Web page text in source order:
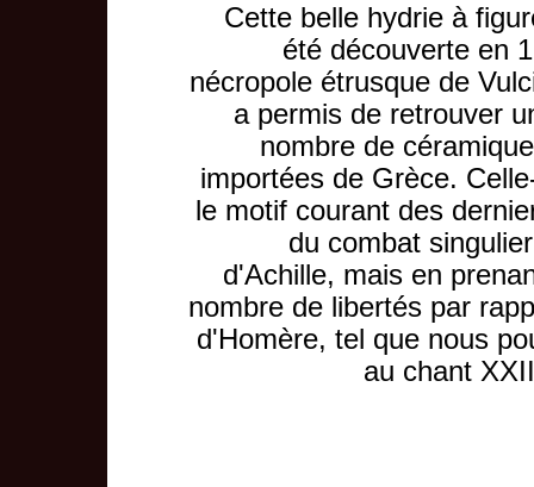
Cette belle hydrie à
été découverte en
nécropole étrusque de
a permis de retrouver
nombre de
importées de Grèce.
le motif courant des
du combat
d'Achille, mais en
nombre de libertés par
d'Homère, tel que nous
au chant